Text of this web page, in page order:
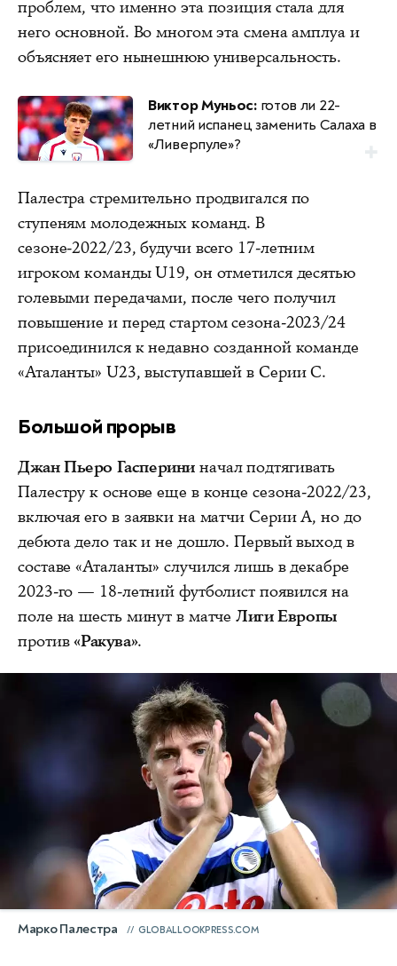
проблем, что именно эта позиция стала для
него основной. Во многом эта смена амплуа и
объясняет его нынешнюю универсальность.
Виктор Муньос:готов ли 22-
летний испанец заменить Салаха в
«Ливерпуле»?
Палестра стремительно продвигался по
ступеням молодежных команд. В
сезоне-2022/23, будучи всего 17-летним
игроком команды U19, он отметился десятью
голевыми передачами, после чего получил
повышение и перед стартом сезона-2023/24
присоединился к недавно созданной команде
«Аталанты» U23, выступавшей в Серии C.
Большой прорыв
Джан Пьеро Гасперини начал подтягивать
Палестру к основе еще в конце сезона‑2022/23,
включая его в заявки на матчи Серии А, но до
дебюта дело так и не дошло. Первый выход в
составе «Аталанты» случился лишь в декабре
2023‑го — 18-летний футболист появился на
поле на шесть минут в матчеЛиги Европы
против«Ракува».
Марко Палестра GLOBALLOOKPRESS.COM